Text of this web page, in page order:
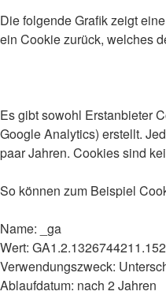
Die folgende Grafik zeigt
ein Cookie zurück, welches
Es gibt sowohl Erstanbieter
Google Analytics) erstellt.
paar Jahren. Cookies sind
So können zum Beispiel
Name: _ga
Wert:
Verwendungszweck:
Ablaufdatum: nach 2 Jahren